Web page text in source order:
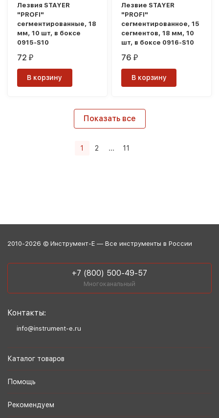
Лезвия STAYER
"PROFI"
сегментированные, 18
мм, 10 шт, в боксе
0915-S10
72₽
В корзину
Лезвие STAYER
"PROFI"
сегментированное, 15
сегментов, 18 мм, 10
шт, в боксе 0916-S10
76₽
В корзину
Показать все
1 2 ... 11
2010-2026 © Инструмент-Е — Все инструменты в России
+7 (800) 500-49-57
Многоканальный
Контакты:
info@instrument-e.ru
Каталог товаров
Помощь
Рекомендуем